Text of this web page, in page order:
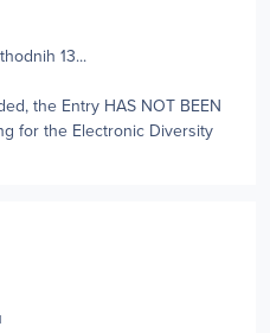
13...
the Entry HAS NOT BEEN
for the Electronic Diversity